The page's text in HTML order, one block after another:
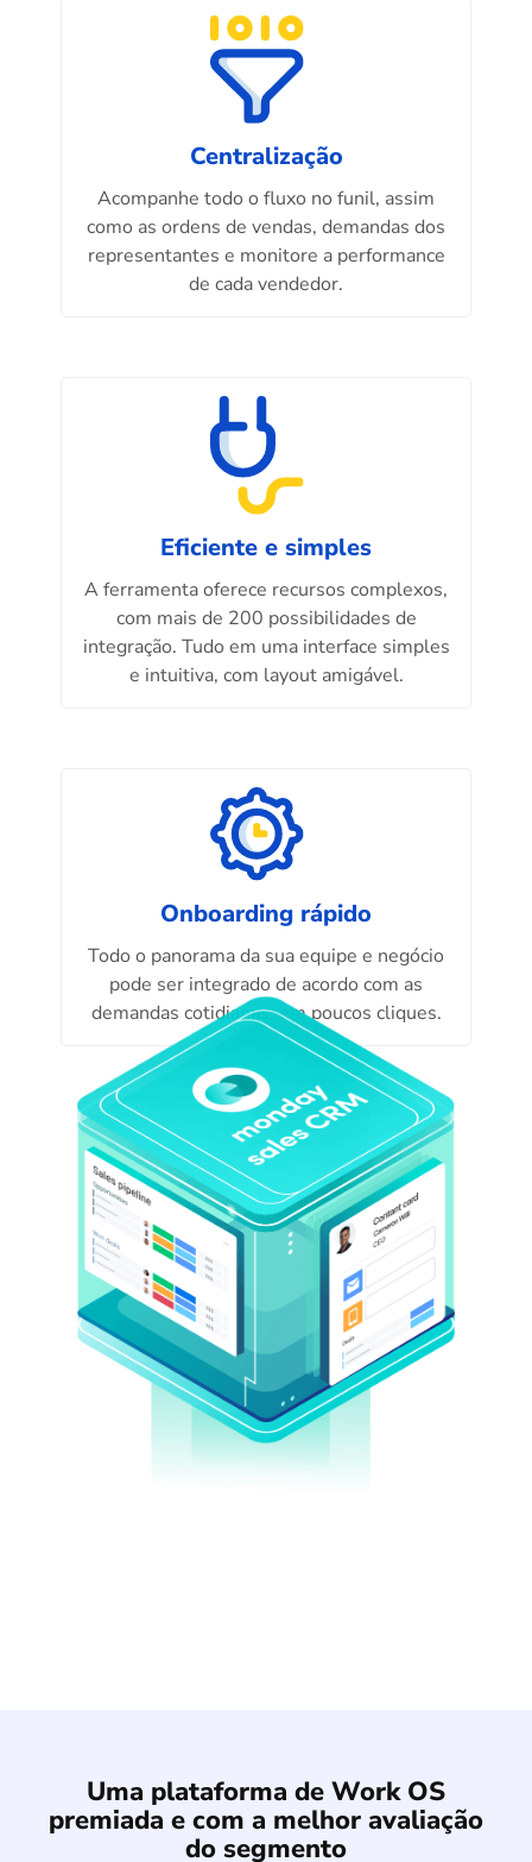
Centralização
Acompanhe todo o fluxo no funil, assim
como as ordens de vendas, demandas dos
representantes e monitore a performance
de cada vendedor.
Eficiente e simples
A ferramenta oferece recursos complexos,
com mais de 200 possibilidades de
integração. Tudo em uma interface simples
e intuitiva, com layout amigável.
Onboarding rápido
Todo o panorama da sua equipe e negócio
pode ser integrado de acordo com as
demandas cotidianas, em poucos cliques.
Uma plataforma de Work OS
premiada e com a melhor avaliação
do segmento